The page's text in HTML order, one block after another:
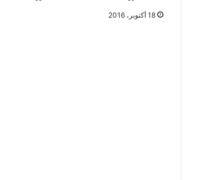
18 أكتوبر، 2016